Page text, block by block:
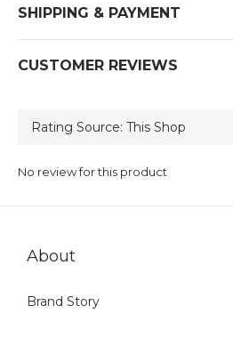
SHIPPING & PAYMENT
CUSTOMER REVIEWS
No review for this product
About
Brand Story